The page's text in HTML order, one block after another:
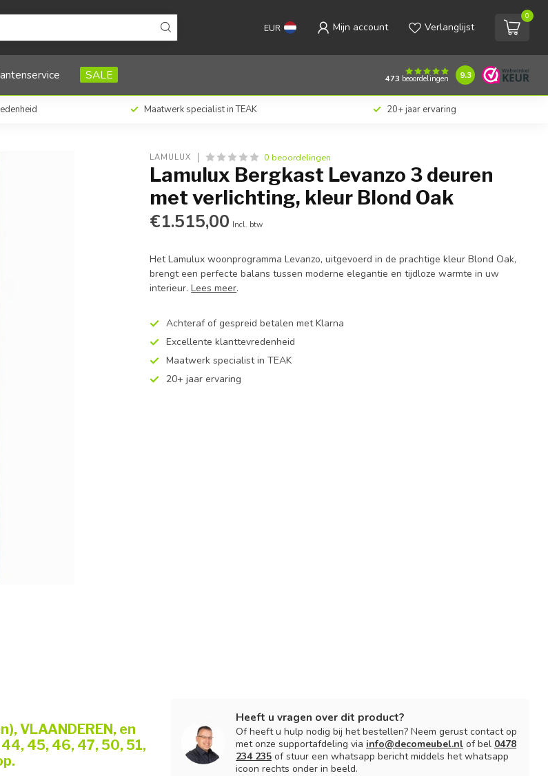
EUR Mijn account Verlanglijst
0
SALE 473 beoordelingen 9.3
Maatwerk specialist in TEAK 20+ jaar ervaring
Oak
LAMULUX 0 beoordelingen
Lamulux Bergkast Levanzo 3 deuren
met verlichting, kleur Blond Oak
€1.515,00 Incl. btw
Het Lamulux woonprogramma Levanzo, uitgevoerd in de prachtige kleur Blond Oak,
brengt een perfecte balans tussen moderne elegantie en tijdloze warmte in uw
interieur.Lees meer.
Achteraf of gespreid betalen met Klarna
Excellente klanttevredenheid
Maatwerk specialist in TEAK
20+ jaar ervaring
VLAANDEREN, en
45, 46, 47, 50, 51,
Heeft u vragen over dit product?
Of heeft u hulp nodig bij het bestellen? Neem gerust contact op
met onze supportafdeling via info@decomeubel.nl of bel 0478
234 235 of stuur een whatsapp bericht middels het whatsapp
icoon rechts onder in beeld.